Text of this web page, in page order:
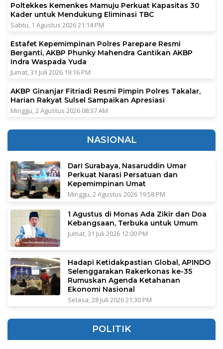
Poltekkes Kemenkes Mamuju Perkuat Kapasitas 30
Kader untuk Mendukung Eliminasi TBC
Sabtu, 1 Agustus 2026 21:14 PM
Estafet Kepemimpinan Polres Parepare Resmi
Berganti, AKBP Phunky Mahendra Gantikan AKBP
Indra Waspada Yuda
Jumat, 31 Juli 2026 19:16 PM
AKBP Ginanjar Fitriadi Resmi Pimpin Polres Takalar,
Harian Rakyat Sulsel Sampaikan Apresiasi
Minggu, 2 Agustus 2026 08:37 AM
NASIONAL
Dari Surabaya, Nasaruddin Umar
Perkuat Narasi Persatuan dan
Kepemimpinan Umat
Minggu, 2 Agustus 2026 19:58 PM
1 Agustus di Monas Ada Zikir dan Doa
Kebangsaan, Terbuka untuk Umum
Jumat, 31 Juli 2026 12:00 PM
Hadapi Ketidakpastian Global, APINDO
Selenggarakan Rakerkonas ke-35
Rumuskan Agenda Ketahanan
Ekonomi Nasional
Selasa, 28 Juli 2026 21:30 PM
POLITIK